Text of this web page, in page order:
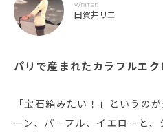
WRITER
田賀井リエ
パリで産まれたカラフルエ
「宝石箱みたい！」というの
ーン、パープル、イエローと